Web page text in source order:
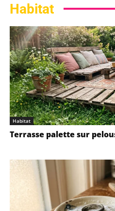
Habitat
Habitat
Terrasse palette sur